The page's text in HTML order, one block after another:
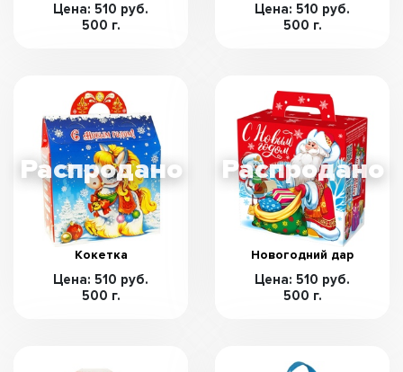
Цена: 510 руб.
500 г.
Цена: 510 руб.
500 г.
Кокетка
Цена: 510 руб.
500 г.
Новогодний дар
Цена: 510 руб.
500 г.